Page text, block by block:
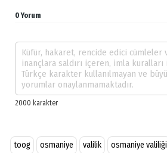
0 Yorum
toog osmaniye valilik osmaniye valiliği